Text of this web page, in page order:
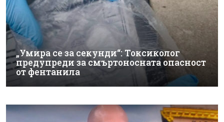
„Умира се за секунди“: Токсиколог
предупреди за смъртоносната опасност
от фентанила